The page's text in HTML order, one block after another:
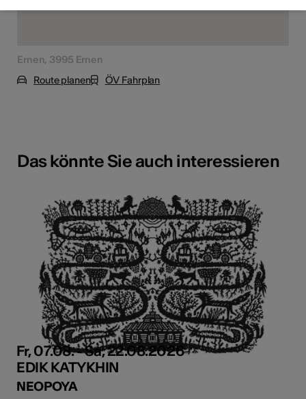
Ernen, 3995 Ernen
Route planen
ÖV Fahrplan
Das könnte Sie auch interessieren
Fr, 07.08. - Sa, 22.08.2026
EDIK KATYKHIN
NEOPOYA